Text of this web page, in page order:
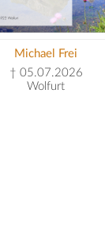
Michael Frei
† 05.07.2026
Wolfurt